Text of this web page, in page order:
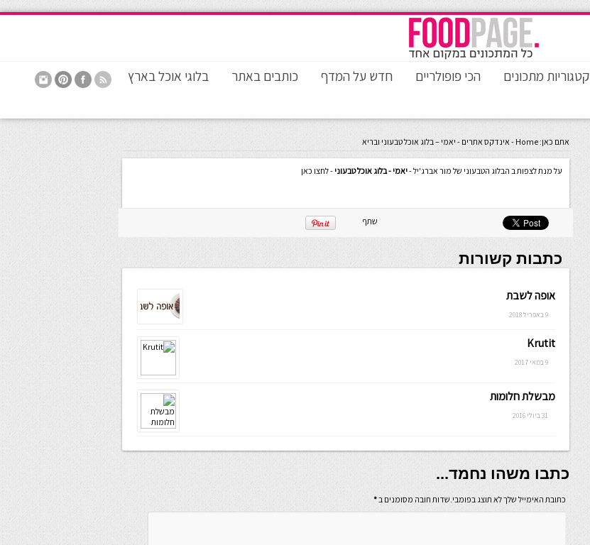
קטגוריות מתכונים הכי פופולריים חדש על המדף כותבים באתר בלוגי אוכל בארץ
אתם כאן: Home
- אינדקס אתרים - יאמי – בלוג אוכל טבעוני ובריא
על מנת לצפות ב הבלוג הטבעוני של מור אברג'יל -יאמי - בלוג אוכל טבעוני - לחצו כאן
שתף
כתבות קשורות
אופה לשבת
9 באפריל 2018
Krutit
9 במאי 2017
מבשלת חלומות
31 ביולי 2016
כתבו משהו נחמד...
כתובת האימייל שלך לא תוצג בפומבי.שדות חובה מסומנים ב*